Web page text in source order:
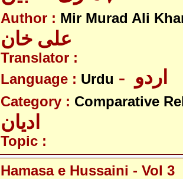
Author : Mir Murad Ali
علی خان
Translator :
Language : Urdu
Category : Comparative
ادیان
Topic :
Hamasa e Hussaini - Vol 3